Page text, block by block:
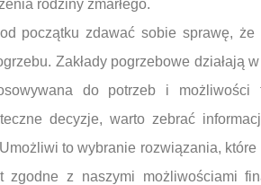
rodziny zmarłego.
początku zdawać sobie sprawę,
Zakłady pogrzebowe działają
do potrzeb i
decyzje, warto zebrać
Umożliwi to wybranie rozwiązania,
zgodne z naszymi możliwościami